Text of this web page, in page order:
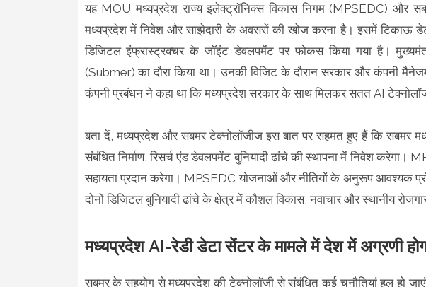
यह MOU मध्यप्रदेश राज्य इलेक्ट्रॉनिक्स विकास निगम (MPSEDC) और
मध्यप्रदेश में निवेश और साझेदारी के अवसरों की खोज करना है। इसमें टिकाऊ
डिजिटल इंफ्रास्ट्रक्चर के जॉइंट डेवलपमेंट पर फोकस किया गया है।
(Submer) का दौरा किया था। उनकी विजिट के दौरान सरकार और कंपनी
कंपनी प्रबंधन ने कहा था कि मध्यप्रदेश सरकार के साथ मिलकर सतत AI
बता दें, मध्यप्रदेश और सबमर टेक्नोलॉजीज इस बात पर सहमत हुए हैं कि सबमर
संबंधित निर्माण, रिसर्च एंड डेवलपमेंट बुनियादी ढांचे की स्थापना में निवेश करेगा।
सहायता प्रदान करेगा। MPSEDC योजनाओं और नीतियों के अनुरूप आवश्यक
दोनों डिजिटल बुनियादी ढांचे के क्षेत्र में कौशल विकास, नवाचार और स्थानीय
मध्यप्रदेश AI-रेडी डेटा सेंटर के मामले में देश में अग्रणी
सबमर के सहयोग से मध्यप्रदेश की टेक्नोलॉजी से संबंधित कई चुनौतियां हल हो